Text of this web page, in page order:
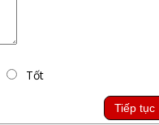
Tốt
Tiếp tục